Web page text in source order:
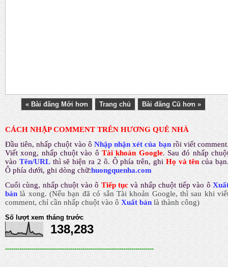
« Bài đăng Mới hơn Trang chủ Bài đăng Cũ hơn »
CÁCH NHẬP COMMENT TRÊN HƯƠNG QUÊ NHÀ
Đầu tiên, nhấp chuột vào ô Nhập nhận xét của bạn rồi viết comment
Viết xong, nhấp chuột vào ô Tài khoản Google. Sau đó nhấp
vào Tên/URL thì sẽ hiện ra 2 ô. Ô phía trên, ghi Họ và tên của
Ô phía dưới, ghi dòng chữ:huongquenha.com
Cuối cùng, nhấp chuột vào ô Tiếp tục và nhấp chuột tiếp vào ô
bản là xong.(Nếu bạn đã có sẵn Tài khoản Google, thì sau khi
comment, chỉ cần nhấp chuột vào ô Xuất bản là thành công)
Số lượt xem tháng trước
138,283
-------------------------------------------------------------------------